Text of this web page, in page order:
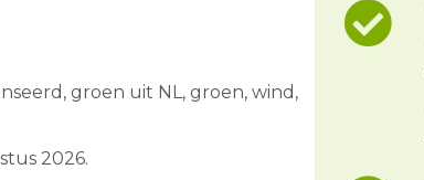
groen uit NL, groen, wind,
2026.